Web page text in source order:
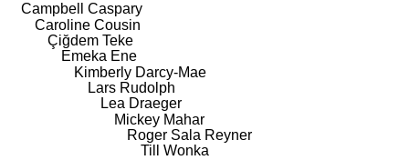
Campbell Caspary
Caroline Cousin
Çiğdem Teke
Emeka Ene
Kimberly Darcy-Mae
Lars Rudolph
Lea Draeger
Mickey Mahar
Roger Sala Reyner
Till Wonka